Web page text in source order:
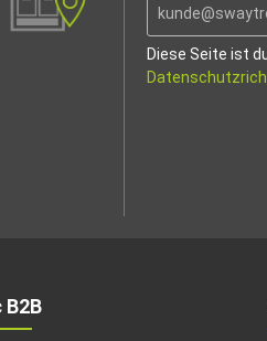
Diese Seite ist